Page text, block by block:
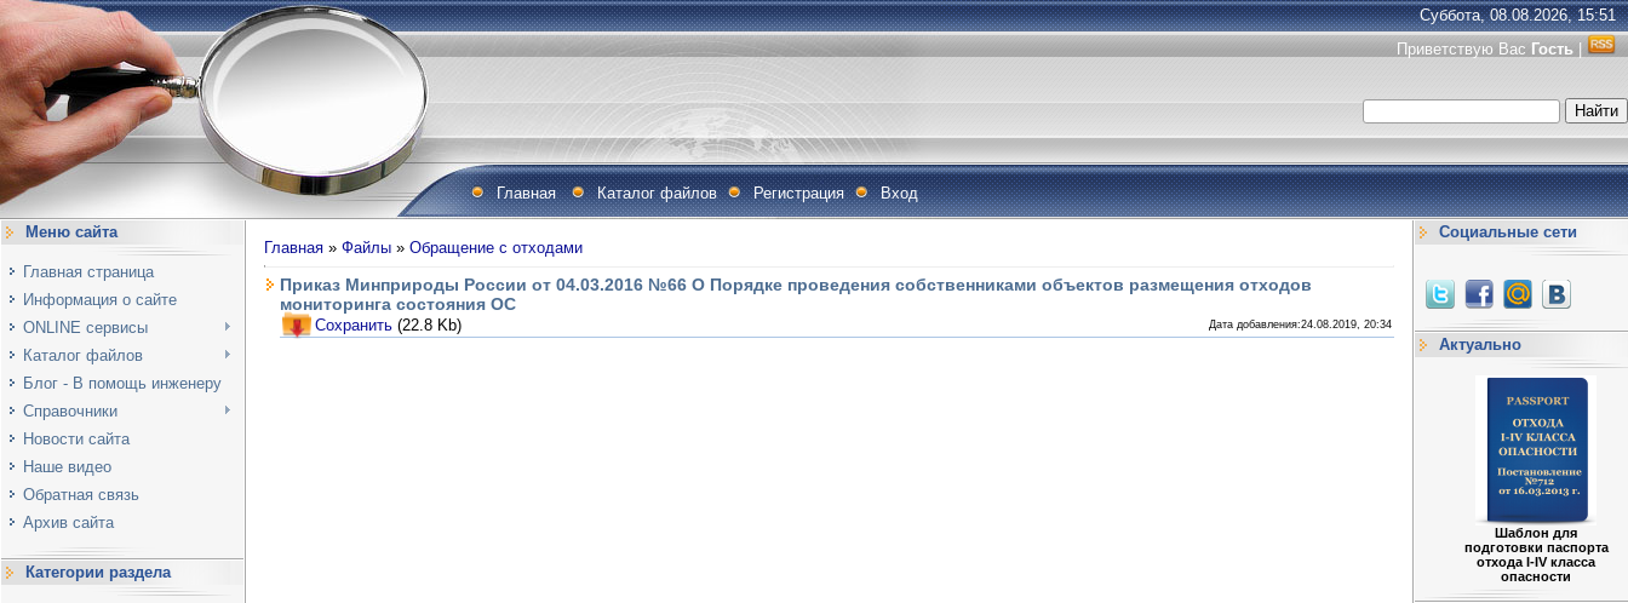
Суббота, 08.08.2026, 15:51
Приветствую Вас Гость
Главная Каталог файлов Регистрация Вход
Меню сайта
Главная страница
Информация о сайте
ONLINE сервисы
Каталог файлов
Блог - В помощь инженеру
Справочники
Новости сайта
Наше видео
Обратная связь
Архив сайта
Категории раздела
Главная » Файлы » Обращение с отходами
Приказ Минприроды России от 04.03.2016 №66 О Порядке проведения собственниками объектов размещения отходов
мониторинга состояния ОС
Сохранить (22.8 Kb) Дата добавления:24.08.2019, 20:34
Социальные сети
Актуально
Шаблон для
подготовки паспорта
отхода I-IV класса
опасности